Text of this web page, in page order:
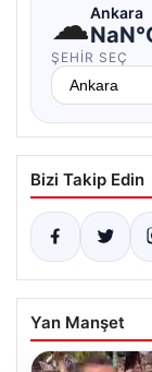
☁Ankara
ŞEHIR SEÇ
Bizi Takip Edin
Yan Manşet